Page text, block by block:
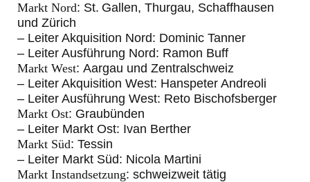
Markt Nord: St. Gallen, Thurgau, Schaffhausen
und Zürich
– Leiter Akquisition Nord: Dominic Tanner
– Leiter Ausführung Nord: Ramon Buff
Markt West: Aargau und Zentralschweiz
– Leiter Akquisition West: Hanspeter Andreoli
– Leiter Ausführung West: Reto Bischofsberger
Markt Ost: Graubünden
– Leiter Markt Ost: Ivan Berther
Markt Süd: Tessin
– Leiter Markt Süd: Nicola Martini
Markt Instandsetzung: schweizweit tätig